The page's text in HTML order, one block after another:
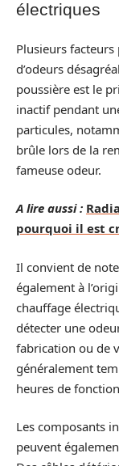
électriques
Plusieurs
d’odeurs
poussière est le
inactif pendant
particules,
brûle lors de la
fameuse odeur.
A lire aussi :
pourquoi il est
Il convient de
également à
chauffage
détecter une
fabrication ou de
généralement
heures de
Les composants
peuvent